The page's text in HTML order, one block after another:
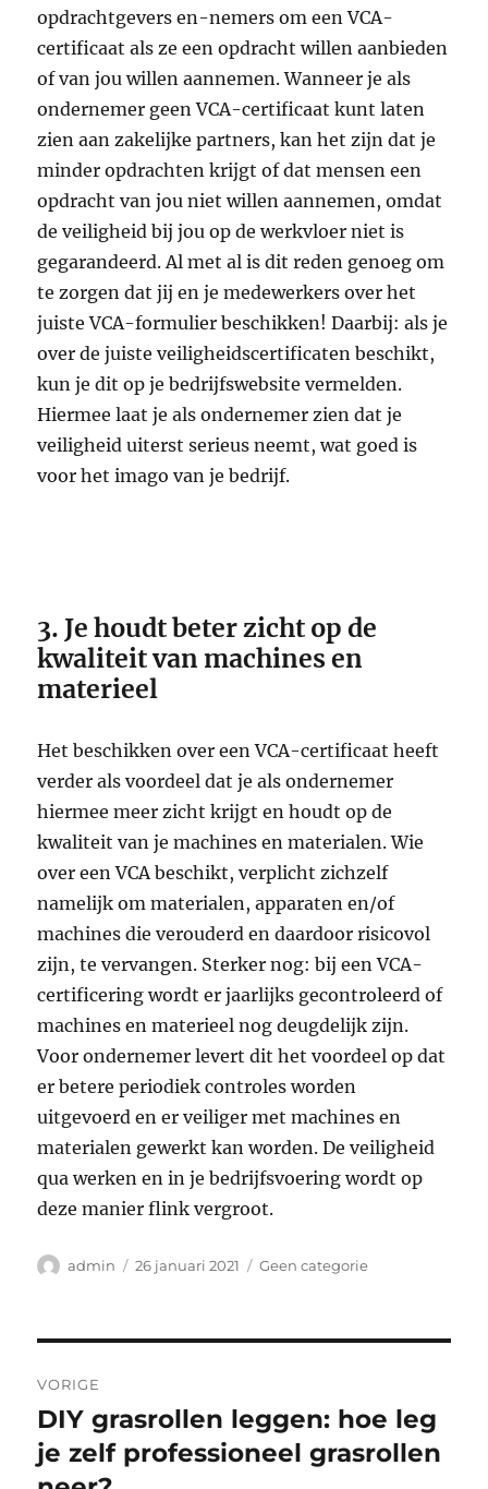
opdrachtgevers en-nemers om een VCA-
certificaat als ze een opdracht willen aanbieden
of van jou willen aannemen. Wanneer je als
ondernemer geen VCA-certificaat kunt laten
zien aan zakelijke partners, kan het zijn dat je
minder opdrachten krijgt of dat mensen een
opdracht van jou niet willen aannemen, omdat
de veiligheid bij jou op de werkvloer niet is
gegarandeerd. Al met al is dit reden genoeg om
te zorgen dat jij en je medewerkers over het
juiste VCA-formulier beschikken! Daarbij: als je
over de juiste veiligheidscertificaten beschikt,
kun je dit op je bedrijfswebsite vermelden.
Hiermee laat je als ondernemer zien dat je
veiligheid uiterst serieus neemt, wat goed is
voor het imago van je bedrijf.
3. Je houdt beter zicht op de
kwaliteit van machines en
materieel
Het beschikken over een VCA-certificaat heeft
verder als voordeel dat je als ondernemer
hiermee meer zicht krijgt en houdt op de
kwaliteit van je machines en materialen. Wie
over een VCA beschikt, verplicht zichzelf
namelijk om materialen, apparaten en/of
machines die verouderd en daardoor risicovol
zijn, te vervangen. Sterker nog: bij een VCA-
certificering wordt er jaarlijks gecontroleerd of
machines en materieel nog deugdelijk zijn.
Voor ondernemer levert dit het voordeel op dat
er betere periodiek controles worden
uitgevoerd en er veiliger met machines en
materialen gewerkt kan worden. De veiligheid
qua werken en in je bedrijfsvoering wordt op
deze manier flink vergroot.
Auteur
admin
Geplaatst
26 januari 2021 Categorieën
Geen categorie
navigatie
VORIGE
Vorig
bericht:
DIY grasrollen leggen: hoe leg
je zelf professioneel grasrollen